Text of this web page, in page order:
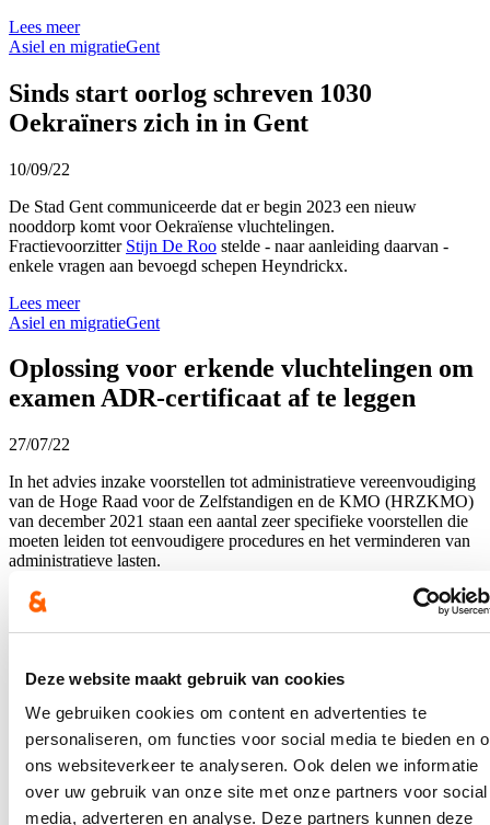
Deze website maakt gebruik van cookies
We gebruiken cookies om content en advertenties te
personaliseren, om functies voor social media te bieden en
ons websiteverkeer te analyseren. Ook delen we informatie
over uw gebruik van onze site met onze partners voor social
media, adverteren en analyse. Deze partners kunnen deze
Lees meer
Asiel en migratieGent
Sinds start oorlog schreven 1030
Oekraïners zich in in Gent
10/09/22
De Stad Gent communiceerde dat er begin 2023 een nieuw
nooddorp komt voor Oekraïense vluchtelingen.
Fractievoorzitter Stijn De Roo stelde - naar aanleiding daarvan -
enkele vragen aan bevoegd schepen Heyndrickx.
Lees meer
Asiel en migratieGent
Oplossing voor erkende vluchtelingen om
examen ADR-certificaat af te leggen
27/07/22
In het advies inzake voorstellen tot administratieve vereenvoudiging
van de Hoge Raad voor de Zelfstandigen en de KMO (HRZKMO)
van december 2021 staan een aantal zeer specifieke voorstellen die
moeten leiden tot eenvoudigere procedures en het verminderen van
administratieve lasten.
Lees meer
Administratieve vereenvoudiging
migratieBrusselEconomieMobiliteit
Extra collectieve opvangplaatsen voor
Oekraïense vluchtelingen in Gent
25/06/22
Sinds de start van de oorlog in Oekraïne hebben 865 vluchtelingen
uit Oekraïne zich aangemeld in Gent. 302 daarvan verblijven bij